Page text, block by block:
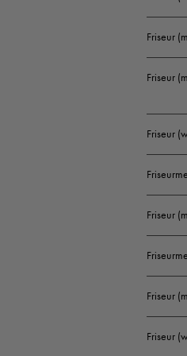
Friseur
Friseur
Friseur
Friseur
Friseur
Friseur